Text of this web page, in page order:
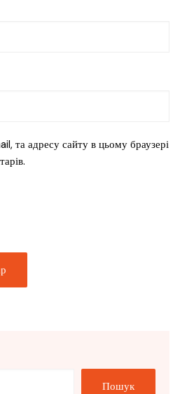
та адресу сайту в цьому браузері
Пошук